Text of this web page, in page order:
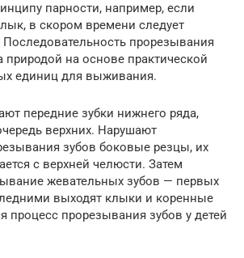
парности, например, если
в скором времени следует
прорезывания
природой на основе практической
единиц для выживания.
передние зубки нижнего ряда,
верхних. Нарушают
зубов боковые резцы, их
с верхней челюсти. Затем
жевательных зубов — первых
выходят клыки и коренные
процесс прорезывания зубов у детей